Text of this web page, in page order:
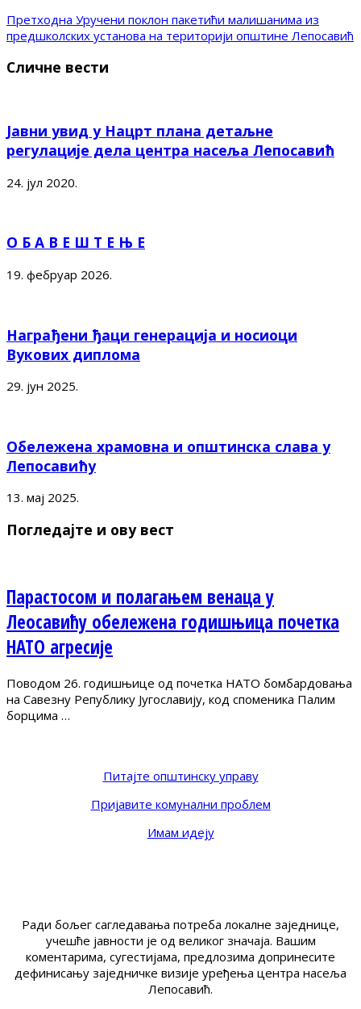
Претходна Уручени поклон пакетићи малишанима из
предшколских установа на територији општине Лепосавић
Сличне вести
Јавни увид у Нацрт плана детаљне
регулације дела центра насеља Лепосавић
24. јул 2020.
О Б А В Е Ш Т Е Њ Е
19. фебруар 2026.
Награђени ђаци генерација и носиоци
Вукових диплома
29. јун 2025.
Обележена храмовна и општинска слава у
Лепосавићу
13. мај 2025.
Погледајте и ову вест
Парастосом и полагањем венаца у
Леосавићу обележена годишњица почетка
НАТО агресије
Поводом 26. годишњице од почетка НАТО бомбардовања
на Савезну Републику Југославију, код споменика Палим
борцима …
Питајте општинску управу
Пријавите комунални проблем
Имам идеју
Ради бољег сагледавања потреба локалне заједнице,
учешће јавности је од великог значаја. Вашим
коментарима, сугестијама, предлозима допринесите
дефинисању заједничке визије уређења центра насеља
Лепосавић.